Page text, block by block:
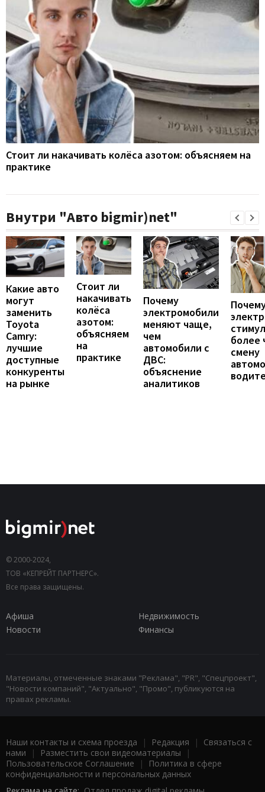
Стоит ли накачивать колёса азотом: объясняем на
практике
Внутри "Авто bigmir)net"
Какие авто
могут
заменить
Toyota
Camry:
лучшие
доступные
конкуренты
на рынке
Стоит ли
накачивать
колёса
азотом:
объясняем
на
практике
Почему
электромобили
меняют чаще,
чем
автомобили с
ДВС:
объяснение
аналитиков
более
смену
© 2000-2024,
ТОВ «КЕПРЕЙТ ПАРТНЕРС».
Все права защищены.
Афиша
Недвижимость
Новости
Финансы
Материалы, отмеченные знаками "Реклама", "PR", "Спецпроект",
"Новости компаний", "Актуально", "Промо", публикуются на
правах рекламы.
Наши контакты и схема проезда | Редакция | Связаться с
нами | Разместить свои видеоматериалы |
Пользовательское Соглашение |
Политика в сфере
конфиденциальности и персональных данных